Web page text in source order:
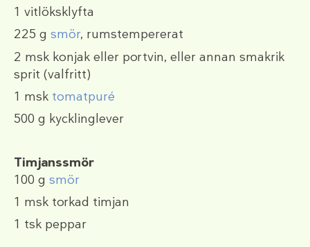
1 vitlöksklyfta
225 g smör, rumstempererat
2 msk konjak eller portvin, eller annan smakrik
sprit (valfritt)
1 msk tomatpuré
500 g kycklinglever
Timjanssmör
100 g smör
1 msk torkad timjan
1 tsk peppar